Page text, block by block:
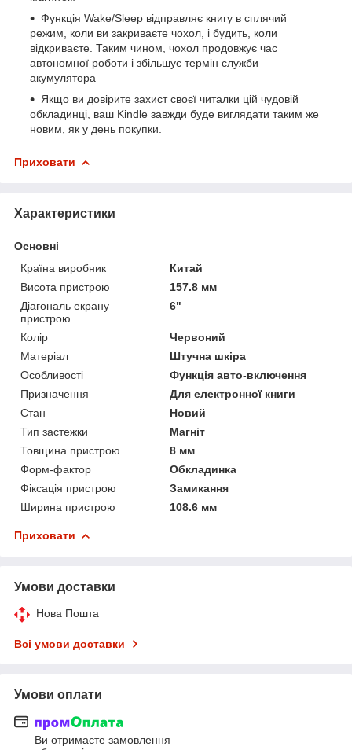
Функція Wake/Sleep відправляє книгу в сплячий
режим, коли ви закриваєте чохол, і будить, коли
відкриваєте. Таким чином, чохол продовжує час
автономної роботи і збільшує термін служби
акумулятора
Якщо ви довірите захист своєї читалки цій чудовій
обкладинці, ваш Kindle завжди буде виглядати таким же
новим, як у день покупки.
Приховати
Характеристики
Основні
Країна виробник
Китай
Висота пристрою
157.8 мм
Діагональ екрану
пристрою
6"
Колір
Червоний
Матеріал
Штучна шкіра
Особливості
Функція авто-включення
Призначення
Для електронної книги
Стан
Новий
Тип застежки
Магніт
Товщина пристрою
8 мм
Форм-фактор
Обкладинка
Фіксація пристрою
Замикання
Ширина пристрою
108.6 мм
Приховати
Умови доставки
Нова Пошта
Всі умови доставки
Умови оплати
Ви отримаєте замовлення